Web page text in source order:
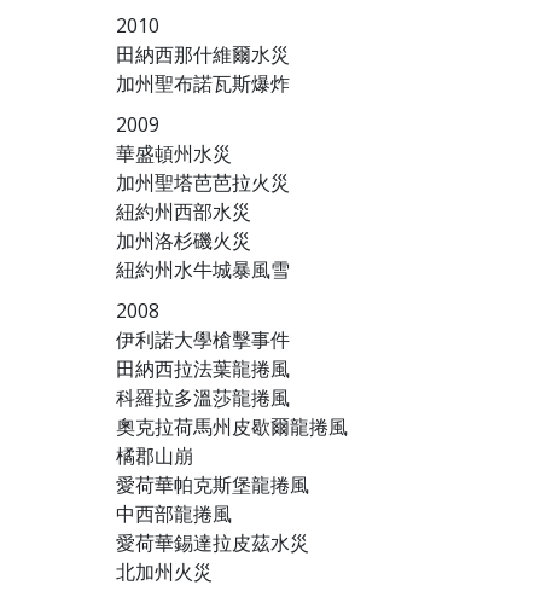
2010
田納西那什維爾水災
加州聖布諾瓦斯爆炸
2009
華盛頓州水災
加州聖塔芭芭拉火災
紐約州西部水災
加州洛杉磯火災
紐約州水牛城暴風雪
2008
伊利諾大學槍擊事件
田納西拉法葉龍捲風
科羅拉多溫莎龍捲風
奧克拉荷馬州皮歇爾龍捲風
橘郡山崩
愛荷華帕克斯堡龍捲風
中西部龍捲風
愛荷華錫達拉皮茲水災
北加州火災